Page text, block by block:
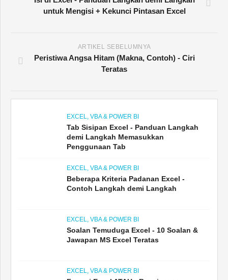
ARTIKEL SETERUSNYA
ARTIKEL SEBELUMNYA
EXCEL, VBA & POWER BI
Tab Sisipan Excel - Panduan Langkah
Penggunaan Tab
EXCEL, VBA & POWER BI
EXCEL, VBA & POWER BI
Soalan Temuduga Excel - 10 Soalan &
EXCEL, VBA & POWER BI